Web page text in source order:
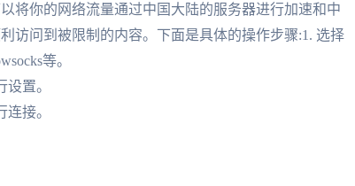
将你的网络流量通过中国大陆的服务器进行加速和中
访问到被限制的内容。下面是具体的操作步骤:1. 选择
等。
置。
接。